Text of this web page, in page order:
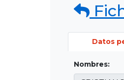
Datos
Nombres: